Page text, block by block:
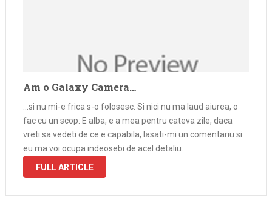
Am o Galaxy Camera…
…si nu mi-e frica s-o folosesc. Si nici nu ma laud aiurea, o
fac cu un scop: E alba, e a mea pentru cateva zile, daca
vreti sa vedeti de ce e capabila, lasati-mi un comentariu si
eu ma voi ocupa indeosebi de acel detaliu.
FULL ARTICLE